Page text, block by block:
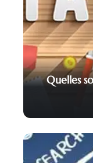
Quelles